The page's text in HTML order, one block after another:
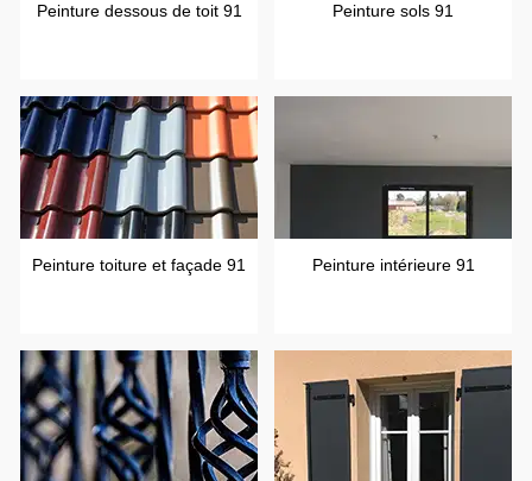
Peinture dessous de toit 91 Peinture sols 91
Peinture toiture et façade 91 Peinture intérieure 91